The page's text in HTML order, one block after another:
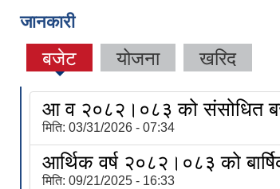
जानकारी
बजेट योजना खरिद
आ व २०८२।०८३ को संसोधित
मिति: 03/31/2026 - 07:34
आर्थिक वर्ष २०८२।०८३ को
मिति: 09/21/2025 - 16:33